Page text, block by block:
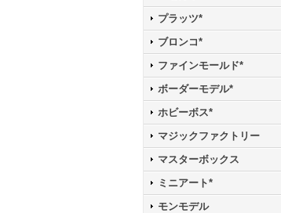
プラッツ*
ブロンコ*
ファインモールド*
ボーダーモデル*
ホビーボス*
マジックファクトリー
マスターボックス
ミニアート*
モンモデル